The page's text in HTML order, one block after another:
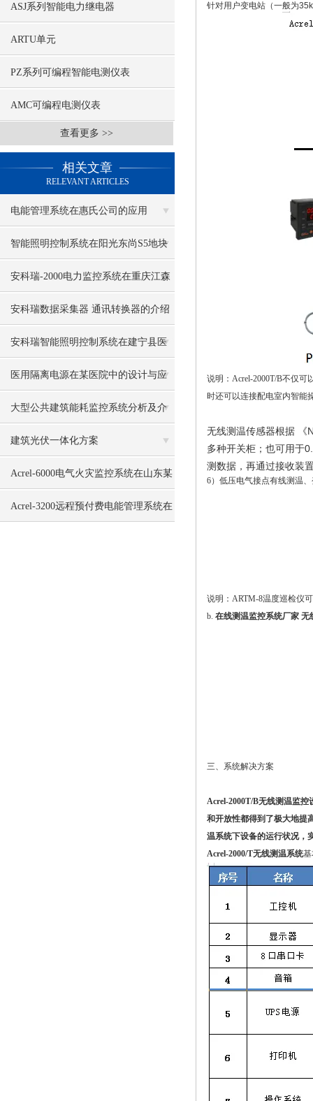
ASJ系列智能电力继电器
ARTU单元
PZ系列可编程智能电测仪表
AMC可编程电测仪表
查看更多 >>
相关文章
RELEVANT ARTICLES
电能管理系统在惠氏公司的应用
智能照明控制系统在阳光东尚S5地块
的设计与应用
安科瑞-2000电力监控系统在重庆江森
自控电池有限公司的应用
安科瑞数据采集器 通讯转换器的介绍
安科瑞智能照明控制系统在建宁县医
院项目的设计与应用
医用隔离电源在某医院中的设计与应
用
大型公共建筑能耗监控系统分析及介
绍
建筑光伏一体化方案
Acrel-6000电气火灾监控系统在山东某
学生食堂的应用
Acrel-3200远程预付费电能管理系统在
针对用户变电站（一般为
说明： Acrel-2000T/B不仅可
时还可以连接配电室内智能
无线测温传感器根据 《
多种开关柜；也可用于
测数据，再通过接收装
6）低压电气接点有线测温
说明：ARTM-8温度巡检仪
b. 在线测温监控系统厂家 无
三、系统解决方案
Acrel-2000T/B无线测温监
和开放性都得到了极大地提
温系统下设备的运行状况，
Acrel-2000/T无线测温系统